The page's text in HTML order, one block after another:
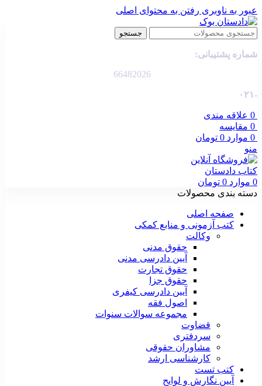
عبور به ناوبری رفتن به محتوای اصلی
جستجو
شماره پشتیبانی:
66482026
-۰۲۱
0 علاقه مندی
0 مقایسه
0 موارد 0 تومان
منو
0 موارد 0 تومان
دسته بندی محصولات
صفحه اصلی
کتب آزمونی و منابع کمکی
وکالت
حقوق مدنی
آیین دادرسی مدنی
حقوق تجارت
حقوق جزا
آیین دادرسی کیفری
اصول فقه
مجموعه سوالات سنوات
قضاوت
سردفتری
مشاوران حقوقی
کارشناسی ارشد
کتب تست
آیین نگارش و لوایح